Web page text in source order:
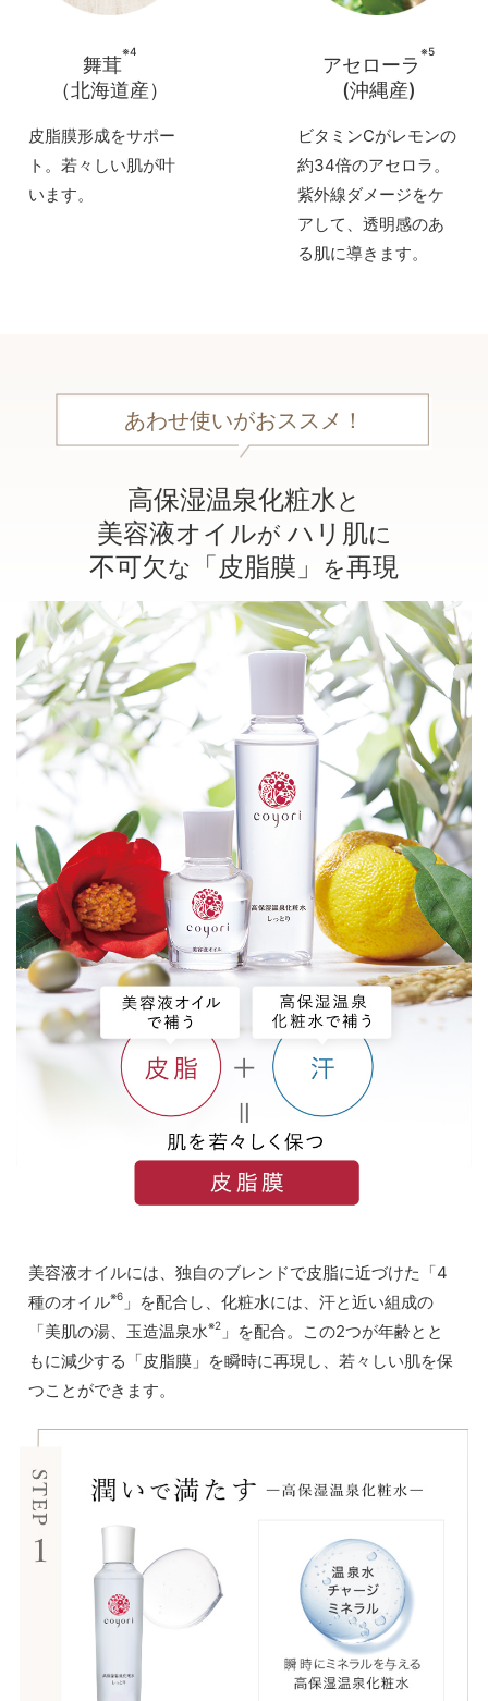
舞茸
※4
（北海道産）
皮脂膜形成をサポー
ト。若々しい肌が叶
います。
アセローラ
※5
(沖縄産)
ビタミンCがレモンの
約34倍のアセロラ。
紫外線ダメージをケ
アして、透明感のあ
る肌に導きます。
あわせ使いがおススメ！
高保湿温泉化粧水と
美容液オイルが ハリ肌に
不可欠な 「皮脂膜」 を再現
美容液オイルには、独自のブレンドで皮脂に近づけた「4
種のオイル※6 」を配合し、化粧水には、汗と近い組成の
「美肌の湯、玉造温泉水※2 」を配合。この2つが年齢とと
もに減少する「皮脂膜」を瞬時に再現し、若々しい肌を保
つことができます。